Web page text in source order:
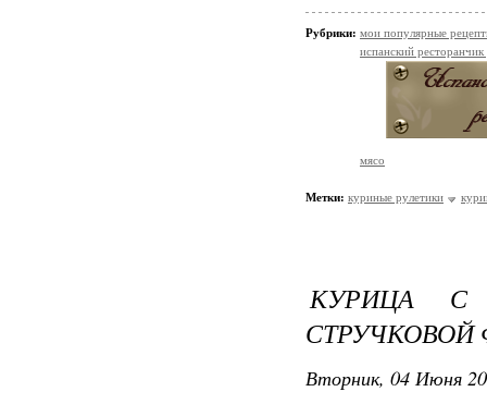
Рубрики: мои популярные
испанский
мясо
Метки: куриные рулетики
КУРИЦА С
Вторник, 04 Июня